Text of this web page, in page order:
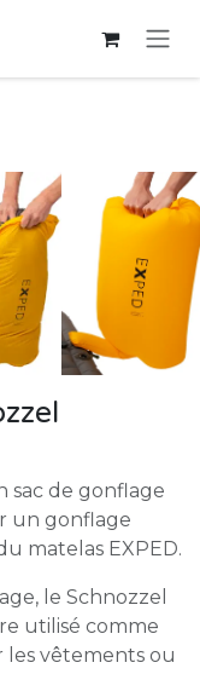
sac de gonflage
un gonflage
matelas EXPED.
le Schnozzel
utilisé comme
les vêtements ou